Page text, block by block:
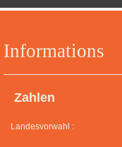
Informations
Zahlen
Landesvorwahl :